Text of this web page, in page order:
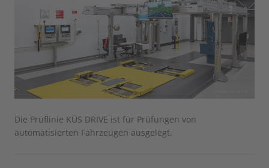
Die Prüflinie KÜS DRIVE ist für Prüfungen von
automatisierten Fahrzeugen ausgelegt.